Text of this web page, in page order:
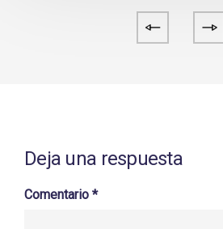
Deja una respuesta
Comentario *